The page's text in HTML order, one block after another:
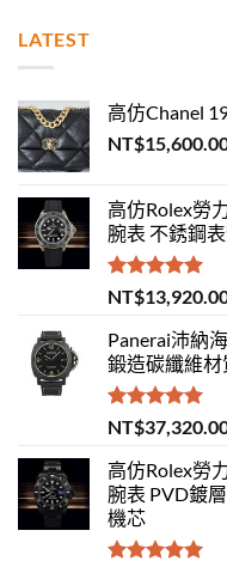
LATEST
高仿Chanel
NT$
高仿Rolex勞
腕表 不銹鋼
評分5.00
滿分 5
NT$
Panerai沛納
鍛造碳纖維
評分5.00
滿分 5
NT$
高仿Rolex勞
腕表 PVD鍍
機芯